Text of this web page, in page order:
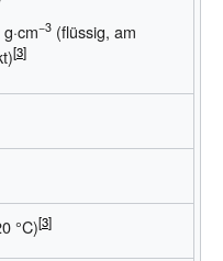
−3 (flüssig, am
°C)